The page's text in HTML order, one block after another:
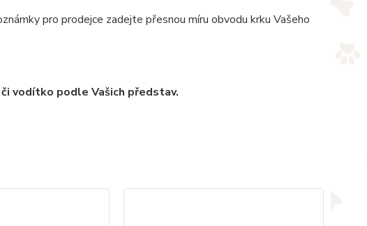
pro prodejce zadejte přesnou míru obvodu krku Vašeho
vodítko podle Vašich představ.